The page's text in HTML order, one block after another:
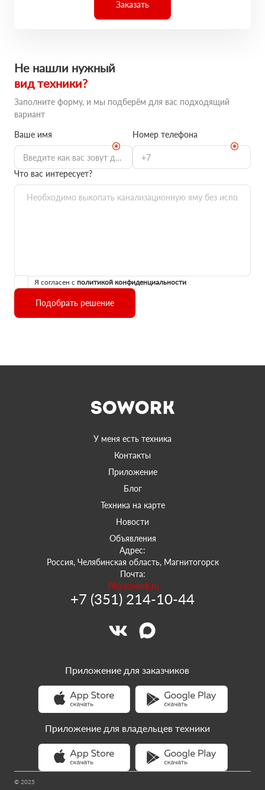
Заказать
Не нашли нужный
вид техники?
Заполните форму, и мы подберём для вас подходящий
вариант
Ваше имя
Номер телефона
Что вас интересует?
Я согласен с политикой конфиденциальности
Подобрать решение
У меня есть техника
Контакты
Приложение
Блог
Техника на карте
Новости
Объявления
Адрес:
Россия, Челябинская область, Магнитогорск
Почта:
74@sowork.ru
+7 (351) 214-10-44
© 2025
Приложение для заказчиков
Приложение для владельцев техники